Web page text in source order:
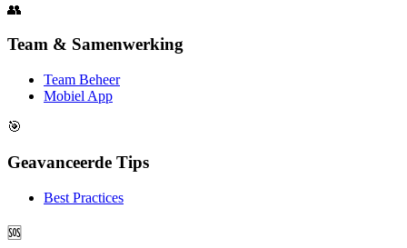
👥
Team & Samenwerking
Team Beheer
Mobiel App
🎯
Geavanceerde Tips
Best Practices
🆘